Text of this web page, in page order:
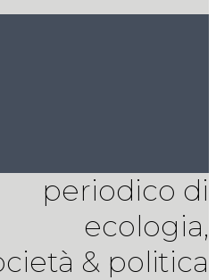
periodico di
ecologia,
& politica